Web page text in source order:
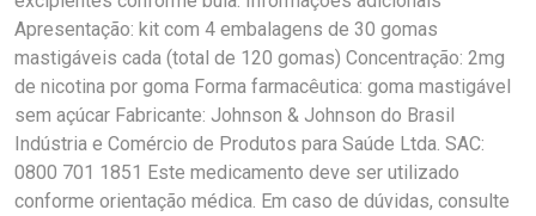
Apresentação: kit com 4 embalagens de 30 gomas
mastigáveis cada (total de 120 gomas) Concentração: 2mg
de nicotina por goma Forma farmacêutica: goma mastigável
sem açúcar Fabricante: Johnson & Johnson do Brasil
Indústria e Comércio de Produtos para Saúde Ltda. SAC:
0800 701 1851 Este medicamento deve ser utilizado
conforme orientação médica. Em caso de dúvidas, consulte